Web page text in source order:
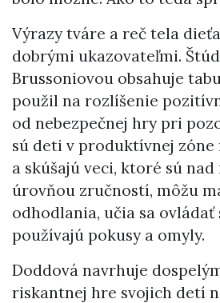
Výrazy tváre a reč tela
dobrými ukazovateľmi.
Brussoniovou obsahuje
použil na rozlíšenie
od nebezpečnej hry pri
sú deti v produktívnej
a skúšajú veci, ktoré sú nad
úrovňou zručností, môžu
odhodlania, učia sa ovládať
používajú pokusy a omyly.
Doddová navrhuje
riskantnej hre svojich detí